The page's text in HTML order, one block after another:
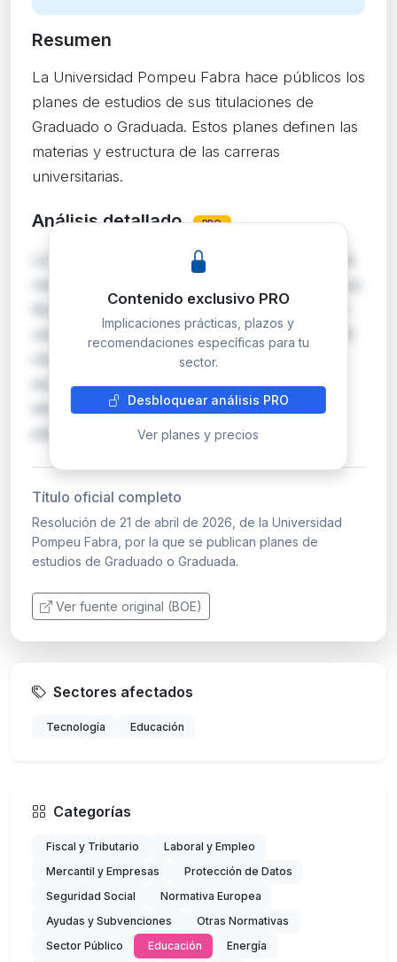
Resumen
La Universidad Pompeu Fabra hace públicos los
planes de estudios de sus titulaciones de
Graduado o Graduada. Estos planes definen las
materias y estructura de las carreras
universitarias.
Análisis detallado PRO
La Universidad Pompeu Fabra publica mediante
resolución los planes de estudios oficiales de sus
titulaciones de grado, conforme a la normativa
universitaria vigente. Esta publicación en el BOE
otorga validez oficial a los programas
académicos y permite su reconocimiento a
efectos de homologación y movilidad. Los
planes…
Contenido exclusivo PRO
Implicaciones prácticas, plazos y
recomendaciones específicas para tu
sector.
Desbloquear análisis PRO
Ver planes y precios
Título oficial completo
Resolución de 21 de abril de 2026, de la Universidad
Pompeu Fabra, por la que se publican planes de
estudios de Graduado o Graduada.
Ver fuente original (BOE)
Sectores afectados
Tecnología Educación
Categorías
Fiscal y Tributario
Laboral y Empleo
Mercantil y Empresas
Protección de Datos
Seguridad Social
Normativa Europea
Ayudas y Subvenciones
Otras Normativas
Sector Público
Educación
Energía